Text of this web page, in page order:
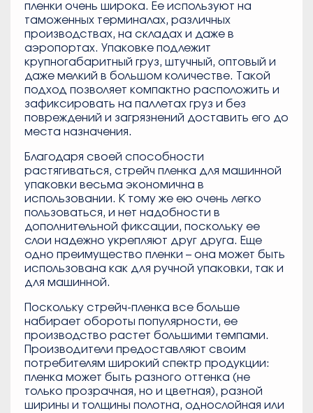
пленки очень широка. Ее используют на
таможенных терминалах, различных
производствах, на складах и даже в
аэропортах. Упаковке подлежит
крупногабаритный груз, штучный, оптовый и
даже мелкий в большом количестве. Такой
подход позволяет компактно расположить и
зафиксировать на паллетах груз и без
повреждений и загрязнений доставить его до
места назначения.
Благодаря своей способности
растягиваться, стрейч пленка для машинной
упаковки весьма экономична в
использовании. К тому же ею очень легко
пользоваться, и нет надобности в
дополнительной фиксации, поскольку ее
слои надежно укрепляют друг друга. Еще
одно преимущество пленки – она может быть
использована как для ручной упаковки, так и
для машинной.
Поскольку стрейч-пленка все больше
набирает обороты популярности, ее
производство растет большими темпами.
Производители предоставляют своим
потребителям широкий спектр продукции:
пленка может быть разного оттенка (не
только прозрачная, но и цветная), разной
ширины и толщины полотна, однослойная или